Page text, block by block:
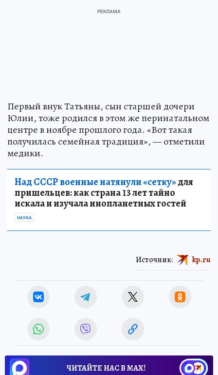
Первый внук Татьяны, сын старшей дочери
Юлии, тоже родился в этом же перинатальном
центре в ноябре прошлого года. «Вот такая
получилась семейная традиция», — отметили
медики.
Над СССР военные натянули «сетку»для
пришельцев: как страна 13 лет тайно
искала и изучала инопланетных гостей
НАУКА
Источник: kp.ru
ЧИТАЙТЕ НАС В МАХ!